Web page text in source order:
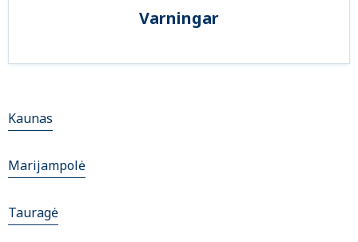
Varningar
Kaunas
Marijampolė
Tauragė